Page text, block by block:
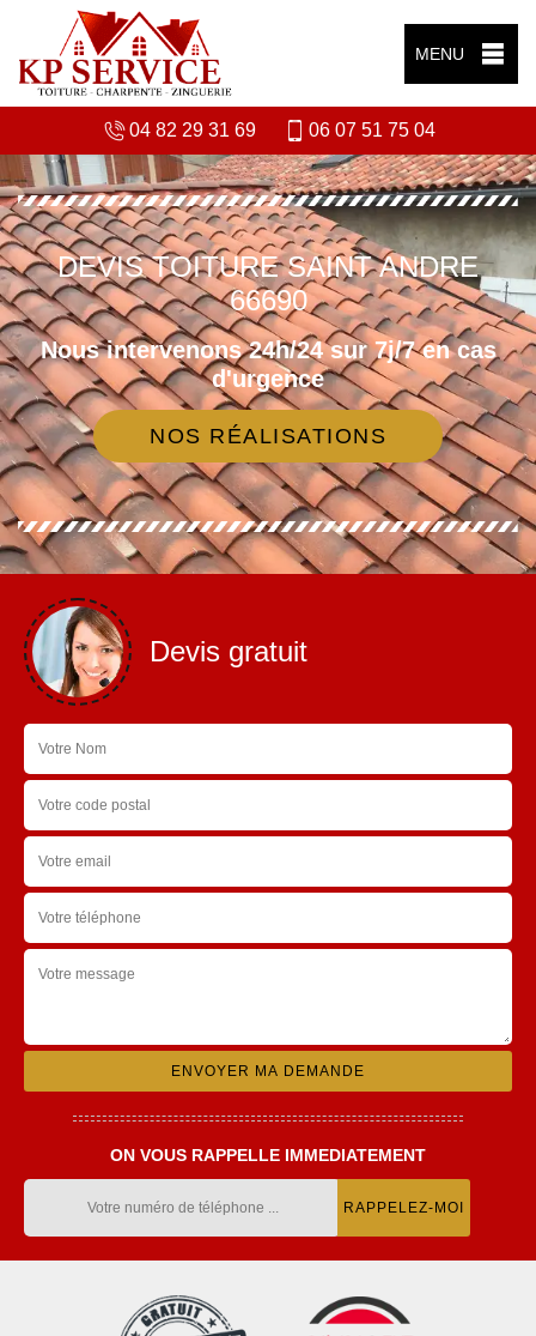
MENU
04 82 29 31 69 06 07 51 75 04
DEVIS TOITURE SAINT ANDRE
66690
Nous intervenons 24h/24 sur 7j/7 en cas
d'urgence
NOS RÉALISATIONS
Devis gratuit
ON VOUS RAPPELLE IMMEDIATEMENT